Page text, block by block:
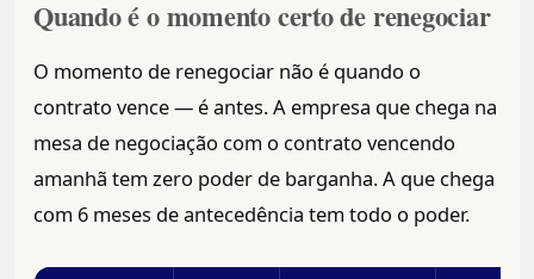
Quando é o momento certo de renegociar
O momento de renegociar não é quando o
contrato vence — é antes. A empresa que chega na
mesa de negociação com o contrato vencendo
amanhã tem zero poder de barganha. A que chega
com 6 meses de antecedência tem todo o poder.